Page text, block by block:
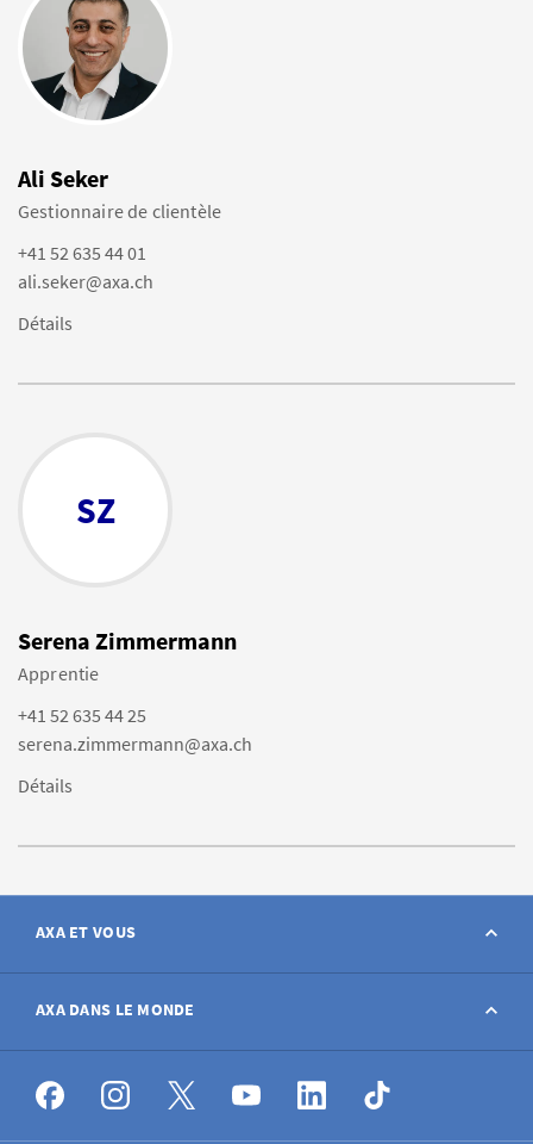
Ali Seker
Gestionnaire de clientèle
+41 52 635 44 01
ali.seker@axa.ch
Détails
SZ
Serena Zimmermann
Apprentie
+41 52 635 44 25
serena.zimmermann@axa.ch
Détails
AXA ET VOUS
Contact
Déclarer sinistre
AXA DANS LE MONDE
AXA dans le monde